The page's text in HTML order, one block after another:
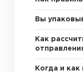
Вы
Как
Когда и как